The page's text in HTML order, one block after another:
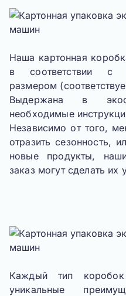
Наша картонная
в соответствии с
размером
Выдержана в
необходимые
Независимо от того,
отразить сезонность,
новые продукты,
заказ могут сделать их
Каждый тип коробок
уникальные